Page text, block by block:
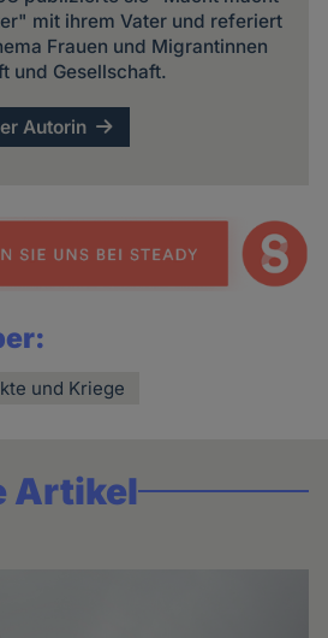
mit ihrem Vater und referiert
Frauen und Migrantinnen
und Gesellschaft.
Autorin
und Kriege
Artikel